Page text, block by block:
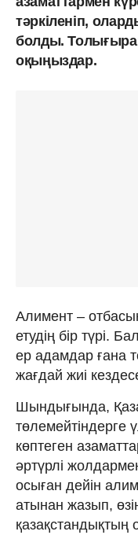
тәркіленіп,
болды.
оқыңыздар.
Алимент –
етудің бір түрі.
ер адамдар ғана
жағдай жиі
Шындығында,
төлемейтіндерге
көптеген
әртүрлі
осыған дейін
атынан жазып,
қазақстандықтың